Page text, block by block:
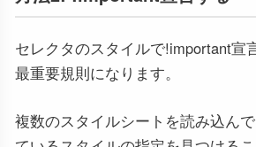
セレクタのスタイルで!important宣
最重要規則になります。
複数のスタイルシートを読み込ん